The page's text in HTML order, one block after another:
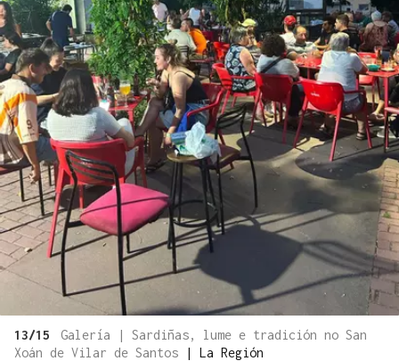
13/15
Galería | Sardiñas, lume e tradición no San
Xoán de Vilar de Santos
| La Región